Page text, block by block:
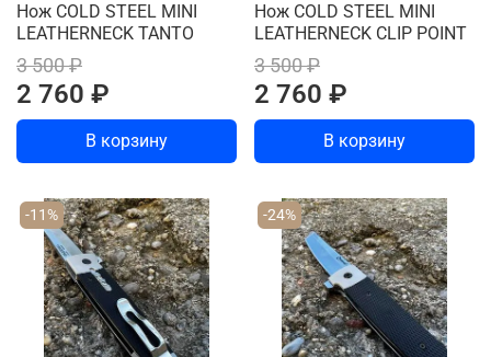
Нож COLD STEEL MINI
LEATHERNECK TANTO
3 500 ₽
2 760 ₽
В корзину
Нож COLD STEEL MINI
LEATHERNECK CLIP POINT
3 500 ₽
2 760 ₽
В корзину
-11% -24%